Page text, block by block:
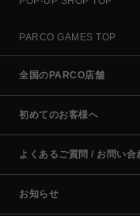
PARCO GAMES TOP
全国のPARCO店舗
初めてのお客様へ
よくあるご質問 / お問い合
お知らせ